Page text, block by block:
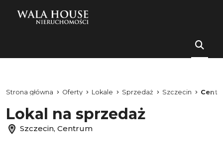
Strona główna Oferty Lokale Sprzedaż Szczecin
Lokal na sprzedaż
Szczecin, Centrum